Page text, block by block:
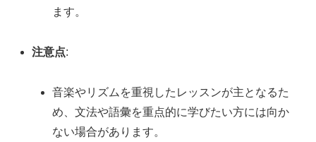
ます。
注意点:
音楽やリズムを重視したレッスンが主となるた
め、文法や語彙を重点的に学びたい方には向か
ない場合があります。